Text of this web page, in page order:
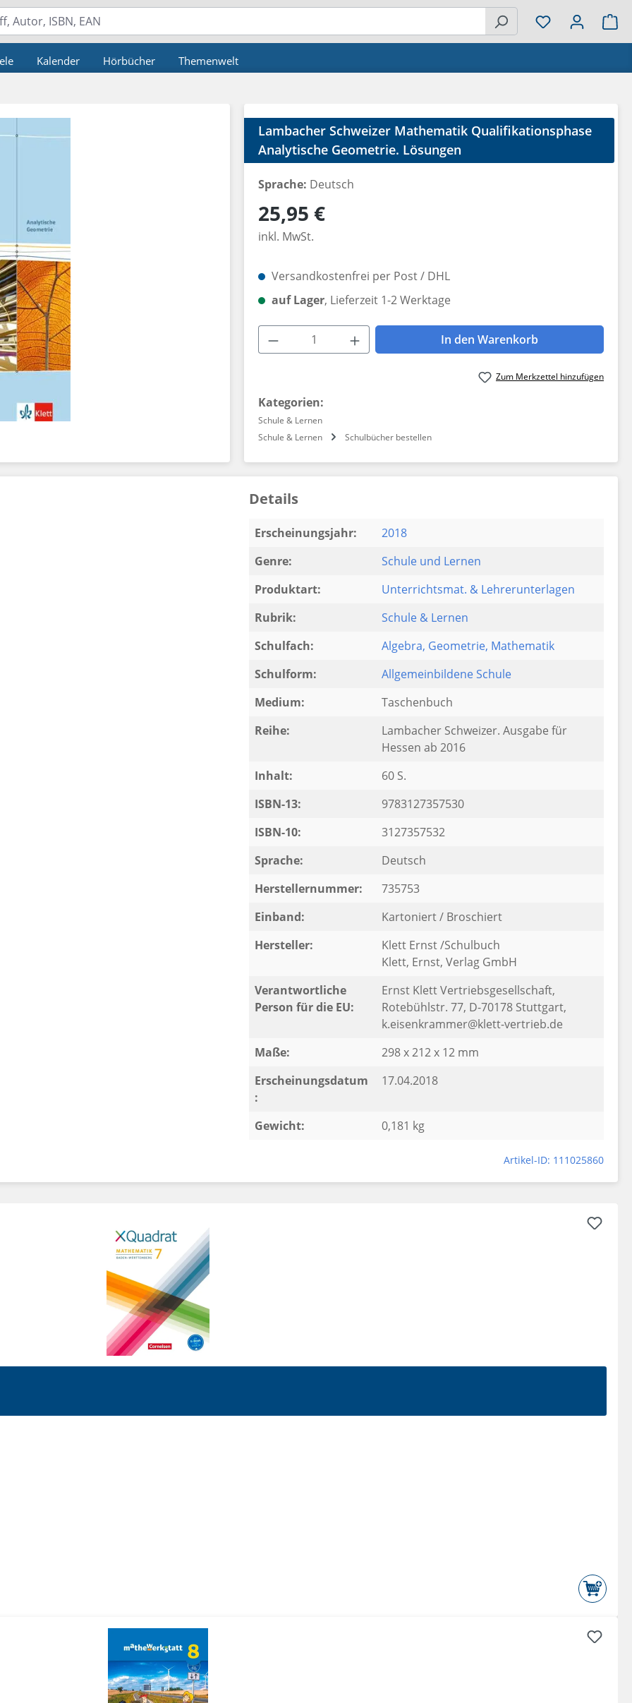
Kalender Hörbücher Themenwelt
Lambacher Schweizer Mathematik Qualifikationsphase
Analytische Geometrie. Lösungen
Sprache: Deutsch
Regulärer Preis:
25,95 €
inkl. MwSt.
Versandkostenfrei per Post / DHL
auf Lager, Lieferzeit 1-2 Werktage
Produkt Anzahl: Gib den gewünschten Wert
In den Warenkorb
Zum Merkzettel hinzufügen
Kategorien:
Schule & Lernen
Schule & Lernen
Schulbücher bestellen
Details
Erscheinungsjahr:
2018
Genre:
Schule und Lernen
Produktart:
Unterrichtsmat. & Lehrerunterlagen
Rubrik:
Schule & Lernen
Schulfach:
Algebra, Geometrie, Mathematik
Schulform:
Allgemeinbildene Schule
Medium:
Taschenbuch
Reihe:
Lambacher Schweizer. Ausgabe für
Hessen ab 2016
Inhalt:
60 S.
ISBN-13:
9783127357530
ISBN-10:
3127357532
Sprache:
Deutsch
Herstellernummer:
735753
Einband:
Kartoniert / Broschiert
Hersteller:
Klett Ernst /Schulbuch
Klett, Ernst, Verlag GmbH
Verantwortliche
Person für die EU:
Ernst Klett Vertriebsgesellschaft,
Rotebühlstr. 77, D-70178 Stuttgart,
k.eisenkrammer@klett-vertrieb.de
Maße:
298 x 212 x 12 mm
Erscheinungsdatum
:
17.04.2018
Gewicht: 0,181 kg
Artikel-ID: 111025860